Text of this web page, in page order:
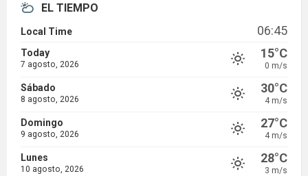
EL TIEMPO
Local Time 06:45
Today
7 agosto, 2026
15°C
0 m/s
Sábado
8 agosto, 2026
30°C
4 m/s
Domingo
9 agosto, 2026
27°C
4 m/s
Lunes
10 agosto, 2026
28°C
3 m/s